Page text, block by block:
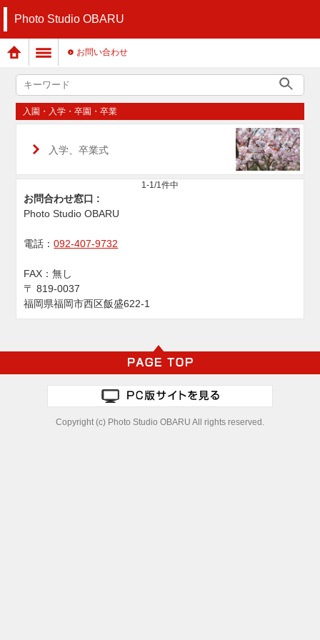
Photo Studio OBARU
お問い合わせ
入園・入学・卒園・卒業
入学、卒業式
1-1/1件中
お問合わせ窓口 :
Photo Studio OBARU
電話：092-407-9732
FAX：無し
〒819-0037
福岡県福岡市西区飯盛622-1
Copyright (c) Photo Studio OBARU All rights reserved.